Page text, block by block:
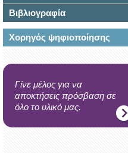
Βιβλιογραφία
Χορηγός ψηφιοποίησης
Γίνε μέλος για να
αποκτήσεις πρόσβαση σε
όλο το υλικό μας.